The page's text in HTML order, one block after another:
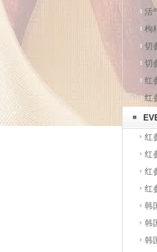
活
枸
切
切
红
红
红
红
红
红
韩
韩
韩